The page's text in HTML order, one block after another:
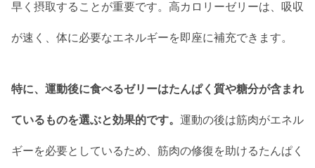
早く摂取することが重要です。高カロリーゼリーは、吸収
が速く、体に必要なエネルギーを即座に補充できます。
特に、運動後に食べるゼリーはたんぱく質や糖分が含まれ
ているものを選ぶと効果的です。 運動の後は筋肉がエネル
ギーを必要としているため、筋肉の修復を助けるたんぱく